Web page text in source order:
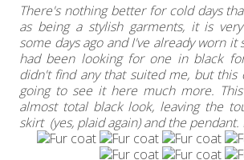
There's nothing better for cold days
as being a stylish garments, it is
some days ago and I've already worn
had been looking for one in black
didn't find any that suited me, but this
going to see it here much more.
almost total black look, leaving the
skirt (yes, plaid again) and the pendant.